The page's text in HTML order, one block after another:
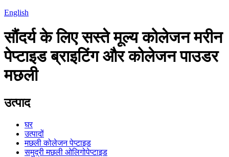
English
सौंदर्य के लिए सस्ते मूल्य कोलेजन मरीन
पेप्टाइड ब्राइटिंग और कोलेजन पाउडर
मछली
उत्पाद
घर
उत्पादों
मछली कोलेजन पेप्टाइड
समुद्री मछली ओलिगोपेप्टाइड